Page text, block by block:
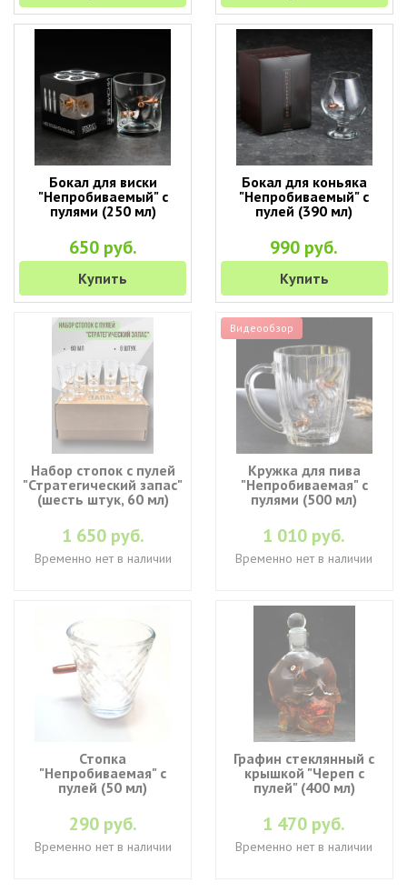
Бокал для виски
"Непробиваемый" с
пулями (250 мл)
650 руб.
Купить
Бокал для коньяка
"Непробиваемый" с
пулей (390 мл)
990 руб.
Купить
Набор стопок с пулей
"Стратегический запас"
(шесть штук, 60 мл)
1 650 руб.
Временно нет в наличии
Видеообзор
Кружка для пива
"Непробиваемая" с
пулями (500 мл)
1 010 руб.
Временно нет в наличии
Стопка
"Непробиваемая" с
пулей (50 мл)
290 руб.
Временно нет в наличии
Графин стеклянный с
крышкой "Череп с
пулей" (400 мл)
1 470 руб.
Временно нет в наличии